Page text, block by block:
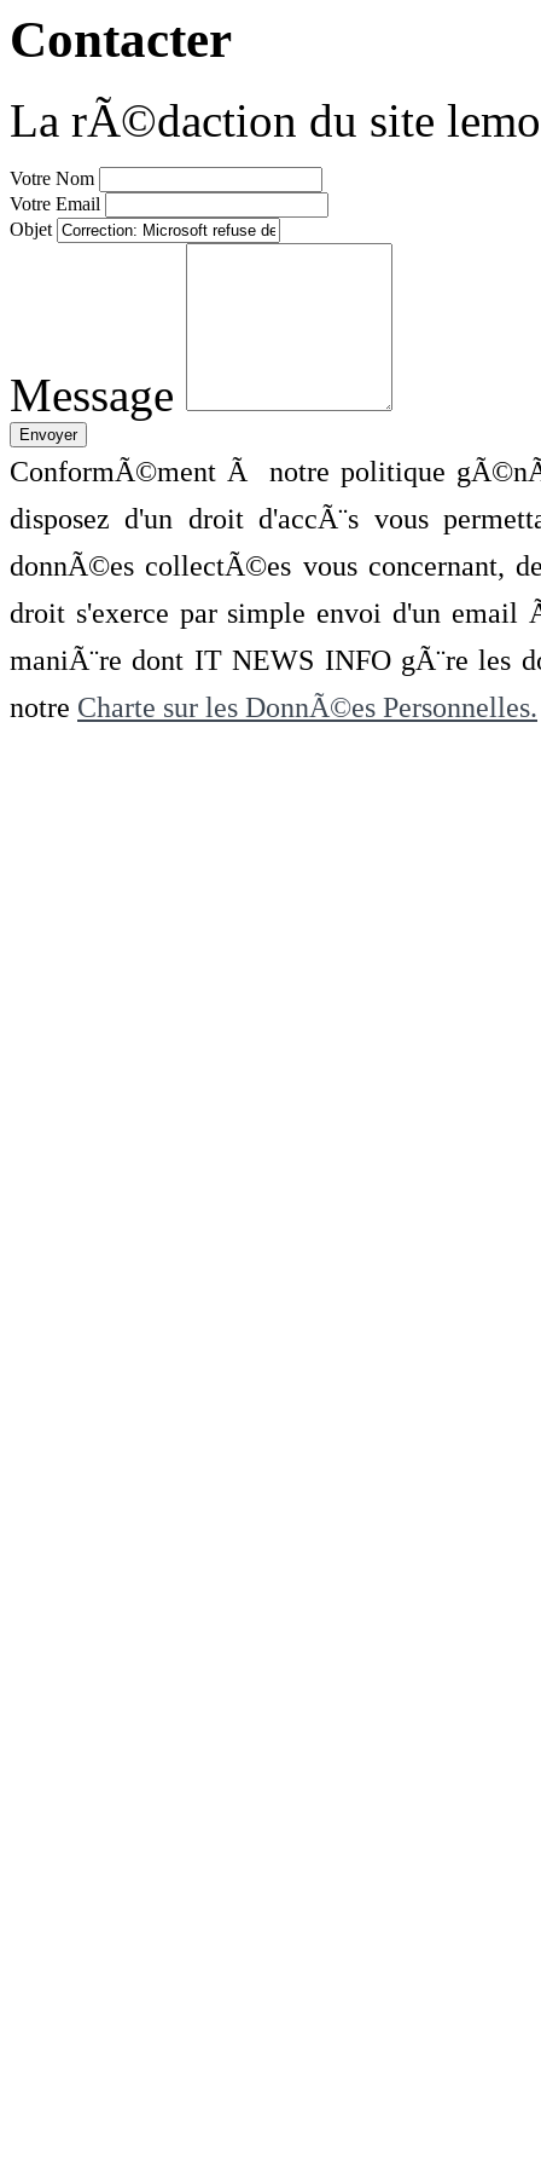
Contacter
La rÃ©daction du site
Votre Nom
Votre Email
Objet
Message
ConformÃ©ment Ã notre politique
disposez d'un droit d'accÃ¨s vous
donnÃ©es collectÃ©es vous concernant,
droit s'exerce par simple envoi d'un
maniÃ¨re dont IT NEWS INFO gÃ¨re les
notre Charte sur les DonnÃ©es Personnelles.